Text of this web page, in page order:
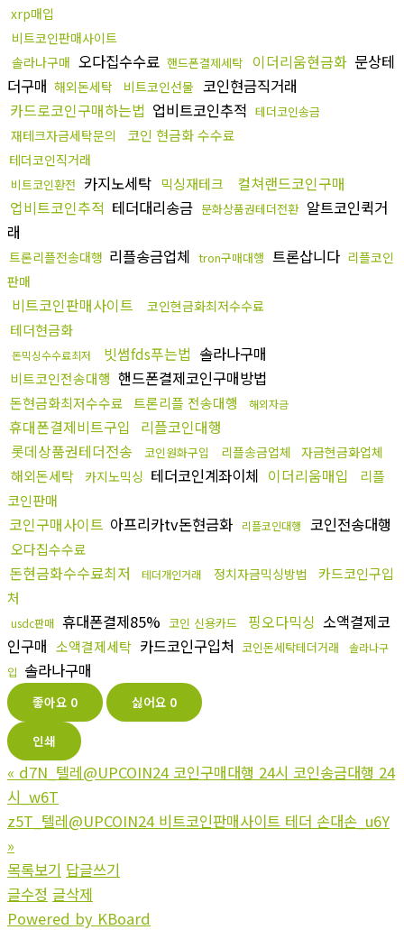
xrp매입
비트코인판매사이트
솔라나구매 오다집수수료 핸드폰결제세탁 이더리움현금화 문상테
더구매 해외돈세탁 비트코인선물 코인현금직거래
카드로코인구매하는법 업비트코인추적 테더코인송금
재테크자금세탁문의 코인 현금화 수수료
테더코인직거래
비트코인환전 카지노세탁 믹싱재테크
컬쳐랜드코인구매
업비트코인추적 테더대리송금 문화상품권테더전환 알트코인퀵거
래
트론리플전송대행 리플송금업체 tron구매대행 트론삽니다 리플코인
판매
비트코인판매사이트 코인현금화최저수수료
테더현금화
돈믹싱수수료최저 빗썸fds푸는법 솔라나구매
비트코인전송대행 핸드폰결제코인구매방법
돈현금화최저수수료 트론리플 전송대행 해외자금
휴대폰결제비트구입 리플코인대행
롯데상품권테더전송
코인원화구입 리플송금업체 자금현금화업체
해외돈세탁 카지노믹싱 테더코인계좌이체 이더리움매입
리플
코인판매
코인구매사이트 아프리카tv돈현금화 리플코인대행 코인전송대행
오다집수수료
돈현금화수수료최저 테더개인거래 정치자금믹싱방법
카드코인구입
처
usdc판매 휴대폰결제85% 코인 신용카드 핑오다믹싱 소액결제코
인구매 소액결제세탁 카드코인구입처 코인돈세탁테더거래
솔라나구
입 솔라나구매
좋아요 0 싫어요 0
인쇄
« d7N_텔레@UPCOIN24 코인구매대행 24시 코인송금대행 24
시_w6T
z5T_텔레@UPCOIN24 비트코인판매사이트 테더 손대손_u6Y
»
목록보기 답글쓰기
글수정 글삭제
Powered by KBoard